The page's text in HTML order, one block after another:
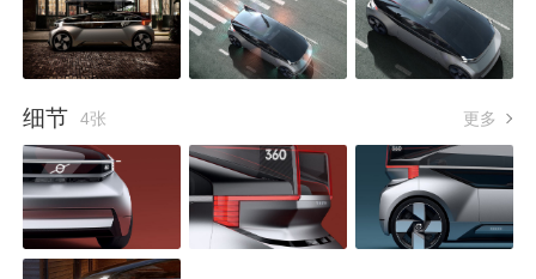
细节 4张 更多